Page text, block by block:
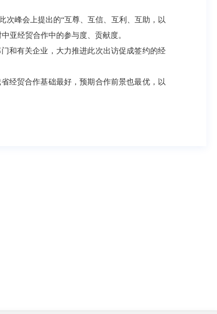
次峰会上提出的“互尊、互信、互利、互助，以
亚经贸合作中的参与度、贡献度。
和有关企业，大力推进此次出访促成签约的经
贸合作基础最好，预期合作前景也最优，以